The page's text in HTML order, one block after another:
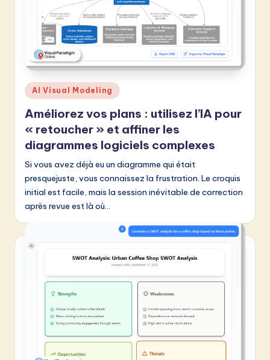
Posted
in
AI Visual Modeling
Améliorez vos plans : utilisez l’IA pour
« retoucher » et affiner les
diagrammes logiciels complexes
Si vous avez déjà eu un diagramme qui était
presquejuste, vous connaissez la frustration. Le croquis
initial est facile, mais la session inévitable de correction
après revue est là où…